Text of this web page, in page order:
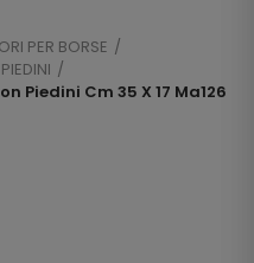
PER BORSE
Piedini Cm 35 X 17 Ma126